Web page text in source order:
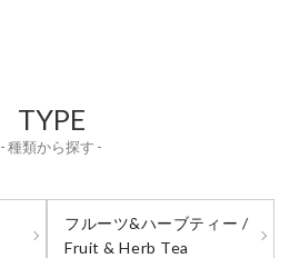
TYPE
- 種類から探す -
フルーツ&ハーブティー /
Fruit & Herb Tea